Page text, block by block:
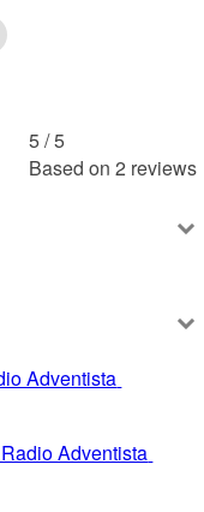
5 /5
Based on 2 reviews
Adventista
Adventista